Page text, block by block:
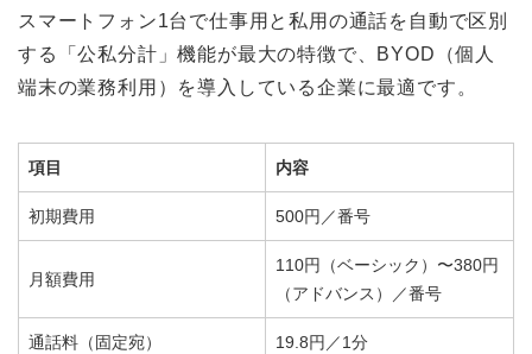
スマートフォン1台で仕事用と私用の通話を自動で区別
する「公私分計」機能が最大の特徴で、BYOD（個人
端末の業務利用）を導入している企業に最適です。
項目 内容
初期費用 500円／番号
月額費用
110円（ベーシック）〜380円
（アドバンス）／番号
通話料（固定宛） 19.8円／1分